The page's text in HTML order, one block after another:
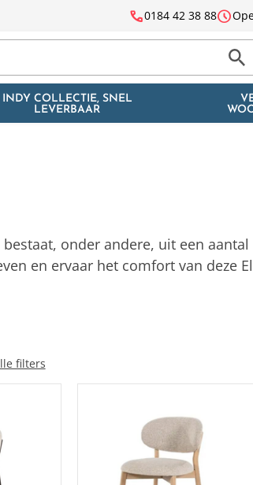
call0184 42 38 88schedule
INDY COLLECTIE, SNEL
LEVERBAAR
onder andere, uit een
en ervaar het comfort van deze
filters